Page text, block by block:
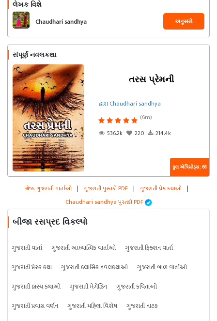
લેખક વિશે
Chaudhari sandhya અનુસરો
સંપૂર્ણ નવલકથા
તરસ પ્રેમની
દ્વારા Chaudhari sandhya
(6m)
536.2k
220 214.4k
કુલ એપિસોડ્સ : 68
શ્રેષ્ઠ ગુજરાતી વાર્તાઓ | ગુજરાતી પુસ્તકો PDF | ગુજરાતી પ્રેમ કથાઓ |
Chaudhari sandhya પુસ્તકો PDF
બીજા રસપ્રદ વિકલ્પો
ગુજરાતી વાર્તા ગુજરાતી આધ્યાત્મિક વાર્તાઓ
ગુજરાતી ફિક્શન વાર્તા
ગુજરાતી પ્રેરક કથા
ગુજરાતી ક્લાસિક નવલકથાઓ
ગુજરાતી બાળ વાર્તાઓ
ગુજરાતી હાસ્ય કથાઓ
ગુજરાતી મેગેઝિન
ગુજરાતી કવિતાઓ
ગુજરાતી પ્રવાસ વર્ણન
ગુજરાતી મહિલા વિશેષ
ગુજરાતી નાટક